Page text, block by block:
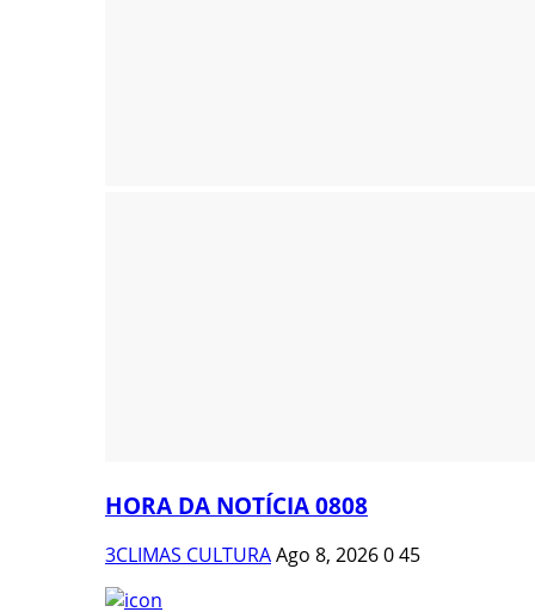
HORA DA NOTÍCIA 0808
3CLIMAS CULTURAAgo 8, 2026045